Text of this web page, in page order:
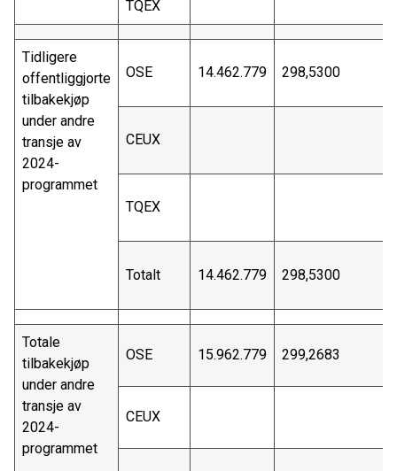
TQEX
Tidligere
offentliggjorte
tilbakekjøp
under andre
transje av
2024-
programmet
OSE 14.462.779 298,5300
CEUX
TQEX
Totalt 14.462.779 298,5300
Totale
tilbakekjøp
under andre
transje av
2024-
programmet
OSE 15.962.779 299,2683
CEUX